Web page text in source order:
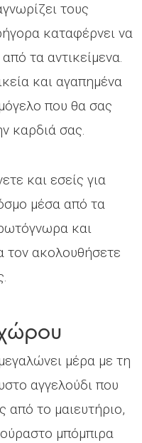
τους
καταφέρνει να
τα αντικείμενα.
και αγαπημένα
που θα σας
καρδιά σας.
και εσείς για
μέσα από τα
και
τον ακολουθήσετε
μέρα με τη
αγγελούδι που
από το μαιευτήριο,
μπόμπιρα